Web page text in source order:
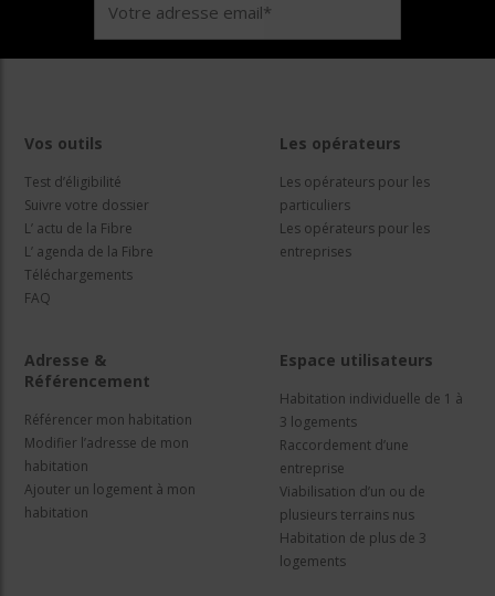
Vos outils
Test d’éligibilité
Suivre votre dossier
L’ actu de la Fibre
L’ agenda de la Fibre
Téléchargements
FAQ
Les opérateurs
Les opérateurs pour les
particuliers
Les opérateurs pour les
entreprises
Adresse &
Référencement
Référencer mon habitation
Modifier l’adresse de mon
habitation
Ajouter un logement à mon
habitation
Espace utilisateurs
Habitation individuelle de 1 à
3 logements
Raccordement d’une
entreprise
Viabilisation d’un ou de
plusieurs terrains nus
Habitation de plus de 3
logements